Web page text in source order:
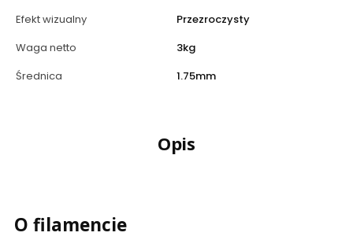
Efekt wizualny
Przezroczysty
Waga netto
3kg
Średnica
1.75mm
Opis
O filamencie